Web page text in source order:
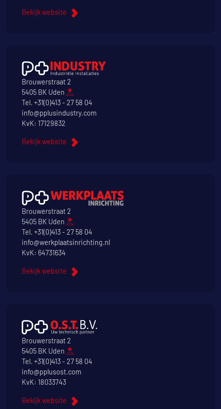
Bekijk website
Brouwerstraat 2
5405 BK Uden
Tel. +31(0)413 - 27 58 04
info@pplusindustry.com
KvK: 17129832
Bekijk website
Brouwerstraat 2
5405 BK Uden
Tel. +31(0)413 - 27 58 04
info@werkplaatsinrichting.nl
KvK: 64731634
Bekijk website
Brouwerstraat 2
5405 BK Uden
Tel. +31(0)413 - 27 58 04
info@pplusost.com
KvK: 18033743
Bekijk website